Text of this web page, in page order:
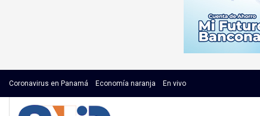
Coronavirus en Panamá Economía naranja En vivo